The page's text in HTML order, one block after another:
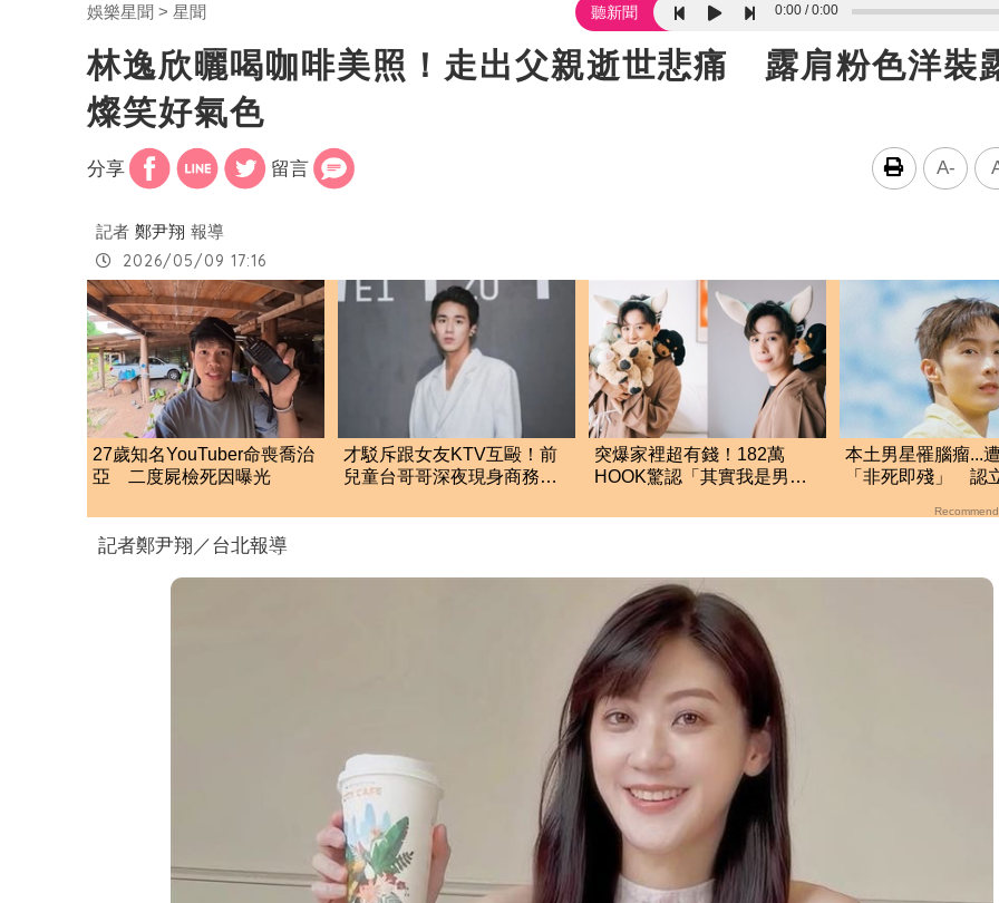
娛樂星聞 星聞 聽新聞 0:00 0:00
林逸欣曬喝咖啡美照！走出父親逝世悲痛 露肩粉色洋裝
燦笑好氣色
分享 留言 A-
記者 鄭尹翔 報導
2026/05/09 17:16
27歲知名YouTuber命喪喬治
亞 二度屍檢死因曝光
才駁斥跟女友KTV互毆！前
兒童台哥哥深夜現身商務酒
突爆家裡超有錢！182萬
HOOK驚認「其實我是男
本土男星罹腦瘤...
「非死即殘」 認
記者鄭尹翔／台北報導